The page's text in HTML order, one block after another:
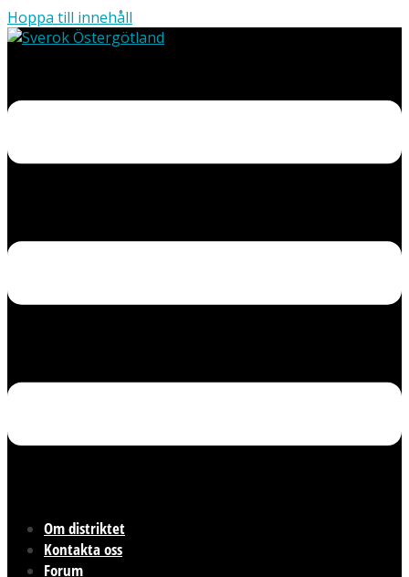
Hoppa till innehåll
Om distriktet
Kontakta oss
Forum